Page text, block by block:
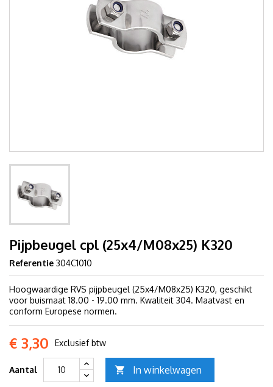
Pijpbeugel cpl (25x4/M08x25) K320
Referentie 304C1010
Hoogwaardige RVS pijpbeugel (25x4/M08x25) K320, geschikt
voor buismaat 18.00 - 19.00 mm. Kwaliteit 304. Maatvast en
conform Europese normen.
€ 3,30 Exclusief btw
Aantal  In winkelwagen